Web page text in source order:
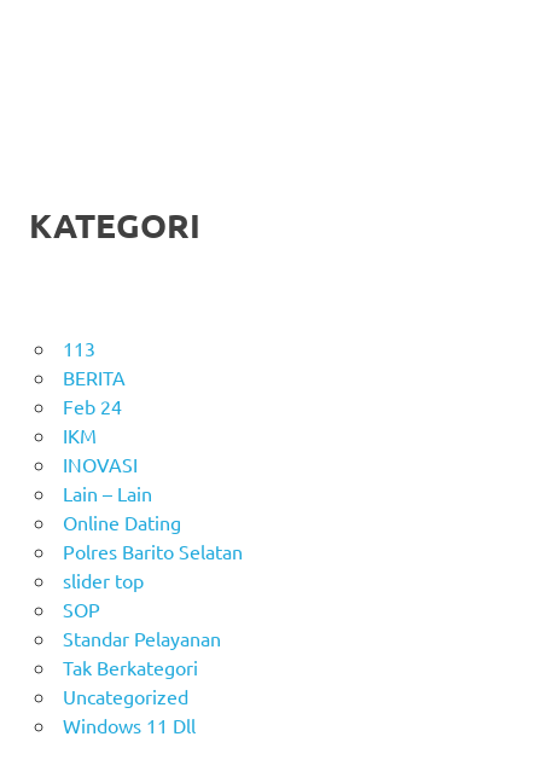
KATEGORI
113
BERITA
Feb 24
IKM
INOVASI
Lain – Lain
Online Dating
Polres Barito Selatan
slider top
SOP
Standar Pelayanan
Tak Berkategori
Uncategorized
Windows 11 Dll